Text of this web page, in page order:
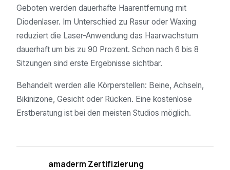
Geboten werden dauerhafte Haarentfernung mit
Diodenlaser. Im Unterschied zu Rasur oder Waxing
reduziert die Laser-Anwendung das Haarwachstum
dauerhaft um bis zu 90 Prozent. Schon nach 6 bis 8
Sitzungen sind erste Ergebnisse sichtbar.
Behandelt werden alle Körperstellen: Beine, Achseln,
Bikinizone, Gesicht oder Rücken. Eine kostenlose
Erstberatung ist bei den meisten Studios möglich.
amaderm Zertifizierung